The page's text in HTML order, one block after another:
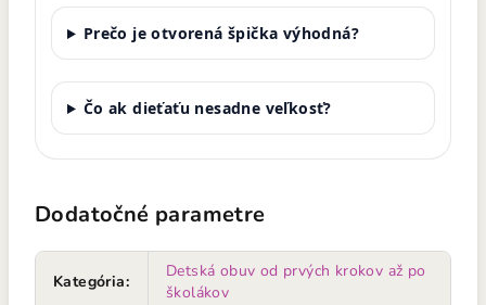
Prečo je otvorená špička výhodná?
Čo ak dieťaťu nesadne veľkosť?
Dodatočné parametre
Kategória:
Detská obuv od prvých krokov až po
školákov